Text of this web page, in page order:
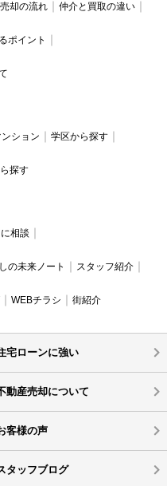
却の流れ 仲介と買取の違い
ポイント
ンション 学区から探す
探す
相談
の未来ノート スタッフ紹介
WEBチラシ 街紹介
宅ローンに強い
動産売却について
客様の声
タッフブログ